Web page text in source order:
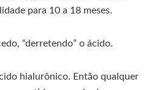
para 10 a 18 meses.
“derretendo” o ácido.
hialurônico. Então qualquer